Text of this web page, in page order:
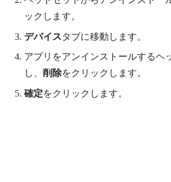
ックします。
デバイスタブに移動します。
アプリをアンインストールするヘ
し、 削除をクリックします。
確定をクリックします。